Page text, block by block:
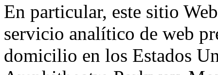
En particular, este sitio
servicio analítico de web
domicilio en los Estados